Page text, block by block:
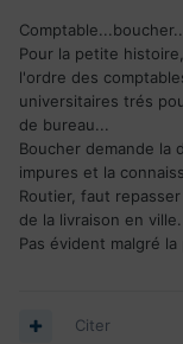
Pour la petite
l'ordre des
universitaires trés
de bureau...
Boucher demande la
impures et la
Routier, faut
de la livraison en ville.
Pas évident malgré la
Citer